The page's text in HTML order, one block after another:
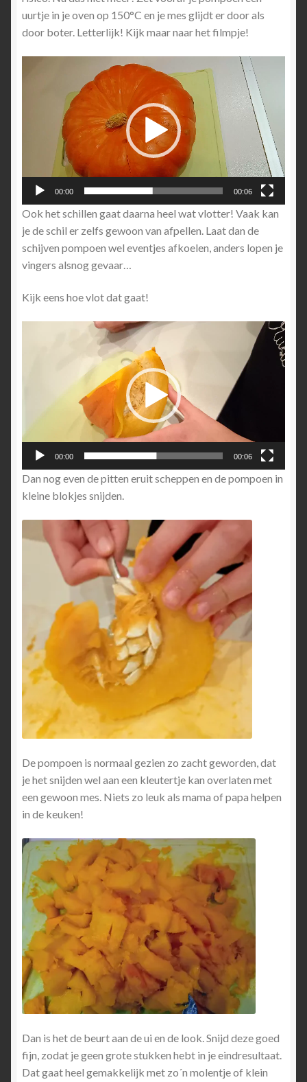
uurtje in je oven op 150°C en je mes glijdt er door als
door boter. Letterlijk! Kijk maar naar het filmpje!
00:00 00:06
Ook het schillen gaat daarna heel wat vlotter! Vaak kan
je de schil er zelfs gewoon van afpellen. Laat dan de
schijven pompoen wel eventjes afkoelen, anders lopen je
vingers alsnog gevaar…
Kijk eens hoe vlot dat gaat!
00:00 00:06
Dan nog even de pitten eruit scheppen en de pompoen in
kleine blokjes snijden.
De pompoen is normaal gezien zo zacht geworden, dat
je het snijden wel aan een kleutertje kan overlaten met
een gewoon mes. Niets zo leuk als mama of papa helpen
in de keuken!
Dan is het de beurt aan de ui en de look. Snijd deze goed
fijn, zodat je geen grote stukken hebt in je eindresultaat.
Dat gaat heel gemakkelijk met zo´n molentje of klein